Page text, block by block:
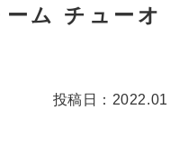
ム チューオ
投稿日：2022.01